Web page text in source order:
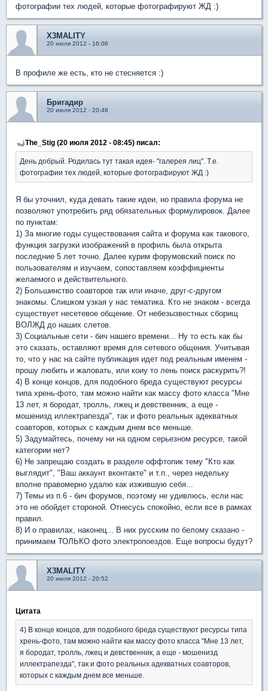
фотографии тех людей, которые фотографируют ЖД :)
X3MALITY
20 июля 2012 - 16:06
В профиле же есть, кто не стесняется :)
Бригадир
20 июля 2012 - 20:48
The_Stig (20 июля 2012 - 08:45) писал:
День добрый. Родилась тут такая идея- "галерея лиц". Т.е.
фотографии тех людей, которые фотографируют ЖД :)
Я бы уточнил, куда девать такие идеи, но правила форума не
позволяют употребить ряд обязательных формулировок. Далее
по пунктам:
1) За многие годы существования сайта и форума как такового,
функция загрузки изображений в профиль была открыта
последние 5 лет точно. Далее курим форумовский поиск по
пользователям и изучаем, сопоставляем коэффициенты
желаемого и действительного.
2) Большинство соавторов так или иначе, друг-с-другом
знакомы. Слишком узкая у нас тематика. Кто не знаком - всегда
существует несетевое общение. От небезызвестных сборищ
ВОЛЖД до наших слетов.
3) Социальные сети - бич нашего времени... Ну то есть как бы
это сказать, оставляют время для сетевого общения. Учитывая
то, что у нас на сайте публикация идет под реальным именем -
прошу любить и жаловать, или коиу то лень поиск раскурить?!
4) В конце концов, для подобного бреда существуют ресурсы
типа хрень-фото, там можно найти как массу фото класса "Мне
13 лет, я бородат, тролль, лжец и девственник, а еще -
мошенизд иллектрапезда", так и фото реальных адекватных
соавторов, которых с каждым днем все меньше.
5) Задумайтесь, почему ни на одном серьезном ресурсе, такой
категории нет?
6) Не запрещаю создать в разделе оффтопик тему "Кто как
выглядит", "Ваш аккаунт вконтакте" и т.п., через недельку
вполне правомерно удалю как изжившую себя...
7) Темы из п.6 - бич форумов, поэтому не удивлюсь, если нас
это не обойдет стороной. Отнесусь спокойно, если все в рамках
правил.
8) И о правилах, наконец... В них русским по белому сказано -
принимаем ТОЛЬКО фото электропоездов. Еще вопросы будут?
X3MALITY
20 июля 2012 - 20:52
Цитата
4) В конце концов, для подобного бреда существуют ресурсы типа
хрень-фото, там можно найти как массу фото класса "Мне 13 лет,
я бородат, тролль, лжец и девственник, а еще - мошенизд
иллектрапезда", так и фото реальных адекватных соавторов,
которых с каждым днем все меньше.